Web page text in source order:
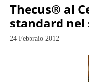
Thecus® al
standard nel
24 Febbraio 2012